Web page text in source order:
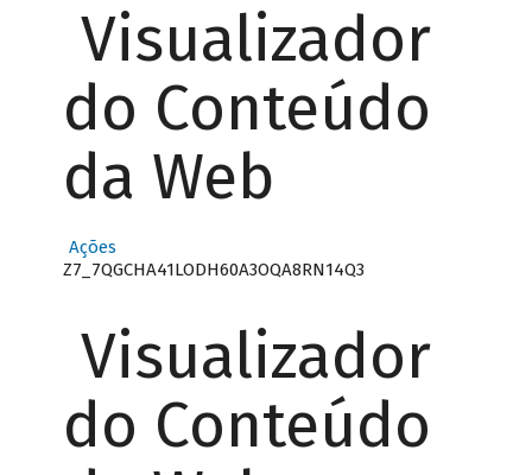
Visualizador
do Conteúdo
da Web
Ações
Z7_7QGCHA41LODH60A3OQA8RN14Q3
Visualizador
do Conteúdo